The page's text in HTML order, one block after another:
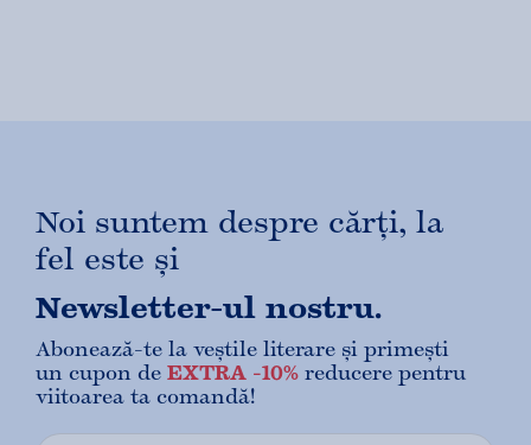
Noi suntem despre cărți, la
fel este și
Newsletter-ul nostru.
Abonează-te la veștile literare și primești
un cupon de EXTRA -10% reducere pentru
viitoarea ta comandă!